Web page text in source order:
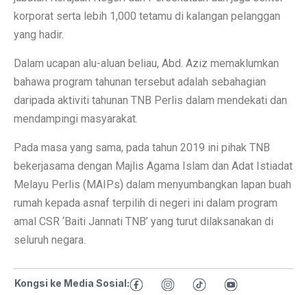
korporat serta lebih 1,000 tetamu di kalangan pelanggan
yang hadir.
Dalam ucapan alu-aluan beliau, Abd. Aziz memaklumkan
bahawa program tahunan tersebut adalah sebahagian
daripada aktiviti tahunan TNB Perlis dalam mendekati dan
mendampingi masyarakat.
Pada masa yang sama, pada tahun 2019 ini pihak TNB
bekerjasama dengan Majlis Agama Islam dan Adat Istiadat
Melayu Perlis (MAIPs) dalam menyumbangkan lapan buah
rumah kepada asnaf terpilih di negeri ini dalam program
amal CSR ‘Baiti Jannati TNB’ yang turut dilaksanakan di
seluruh negara.
Kongsi ke Media Sosial: